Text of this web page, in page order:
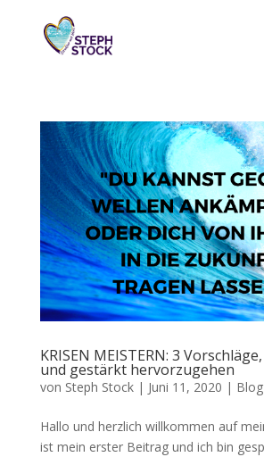
KRISEN MEISTERN: 3
und gestärkt hervorzugehen
von Steph Stock| Juni 11, 2020 | Blog
Hallo und herzlich willkommen auf
ist mein erster Beitrag und ich bin